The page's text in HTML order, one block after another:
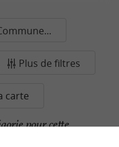
Plus de filtres
carte
pour cette